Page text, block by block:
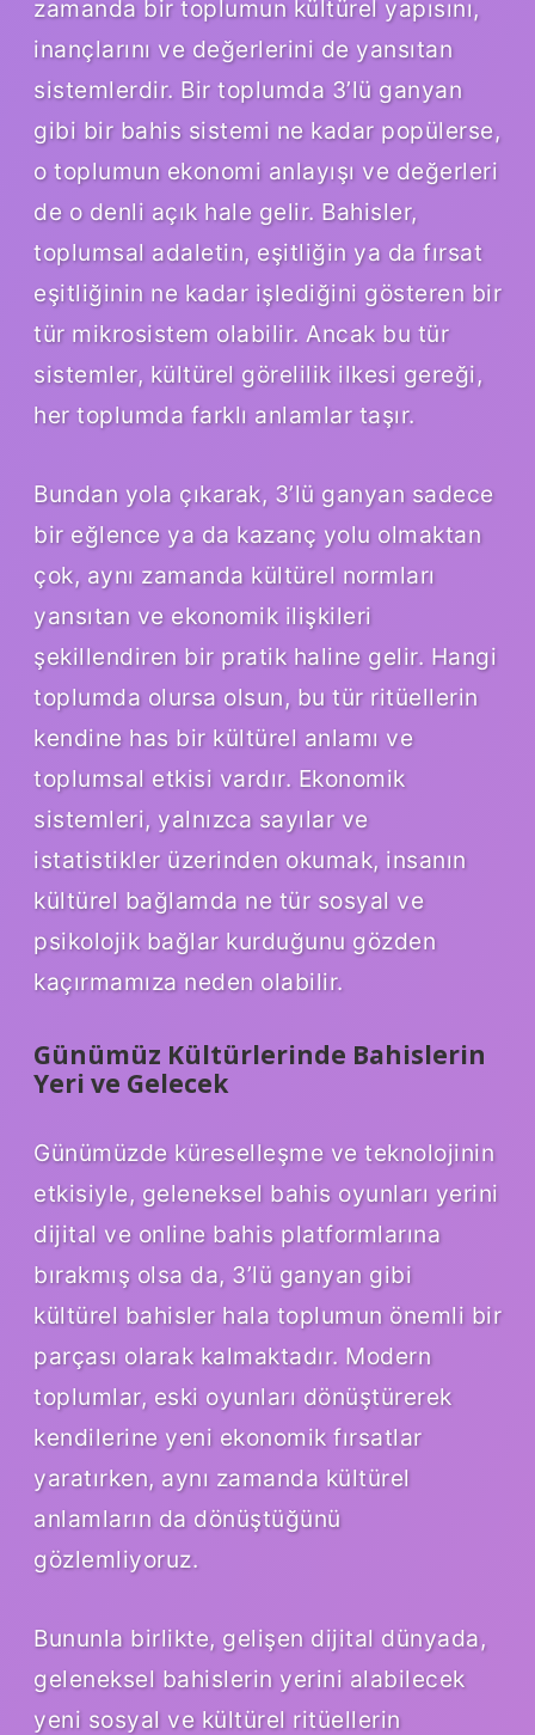
zamanda bir toplumun kültürel yapısını,
inançlarını ve değerlerini de yansıtan
sistemlerdir. Bir toplumda 3’lü ganyan
gibi bir bahis sistemi ne kadar popülerse,
o toplumun ekonomi anlayışı ve değerleri
de o denli açık hale gelir. Bahisler,
toplumsal adaletin, eşitliğin ya da fırsat
eşitliğinin ne kadar işlediğini gösteren bir
tür mikrosistem olabilir. Ancak bu tür
sistemler, kültürel görelilik ilkesi gereği,
her toplumda farklı anlamlar taşır.
Bundan yola çıkarak, 3’lü ganyan sadece
bir eğlence ya da kazanç yolu olmaktan
çok, aynı zamanda kültürel normları
yansıtan ve ekonomik ilişkileri
şekillendiren bir pratik haline gelir. Hangi
toplumda olursa olsun, bu tür ritüellerin
kendine has bir kültürel anlamı ve
toplumsal etkisi vardır. Ekonomik
sistemleri, yalnızca sayılar ve
istatistikler üzerinden okumak, insanın
kültürel bağlamda ne tür sosyal ve
psikolojik bağlar kurduğunu gözden
kaçırmamıza neden olabilir.
Günümüz Kültürlerinde Bahislerin
Yeri ve Gelecek
Günümüzde küreselleşme ve teknolojinin
etkisiyle, geleneksel bahis oyunları yerini
dijital ve online bahis platformlarına
bırakmış olsa da, 3’lü ganyan gibi
kültürel bahisler hala toplumun önemli bir
parçası olarak kalmaktadır. Modern
toplumlar, eski oyunları dönüştürerek
kendilerine yeni ekonomik fırsatlar
yaratırken, aynı zamanda kültürel
anlamların da dönüştüğünü
gözlemliyoruz.
Bununla birlikte, gelişen dijital dünyada,
geleneksel bahislerin yerini alabilecek
yeni sosyal ve kültürel ritüellerin